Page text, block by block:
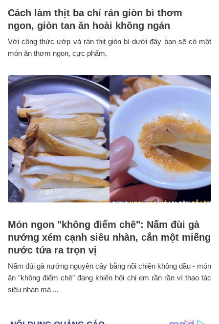
Cách làm thịt ba chỉ rán giòn bì thơm
ngon, giòn tan ăn hoài không ngán
Với công thức ướp và rán thịt giòn bì dưới đây bạn sẽ có một
món ăn thơm ngon, cực phẩm.
Món ngon "không điểm chê": Nấm đùi gà
nướng xém cạnh siêu nhàn, cắn một miếng
nước tứa ra trọn vị
Nấm đùi gà nướng nguyên cây bằng nồi chiên không dầu - món
ăn "không điểm chê" đang khiến hội chị em rần rần vì thao tác
siêu nhàn mà ...